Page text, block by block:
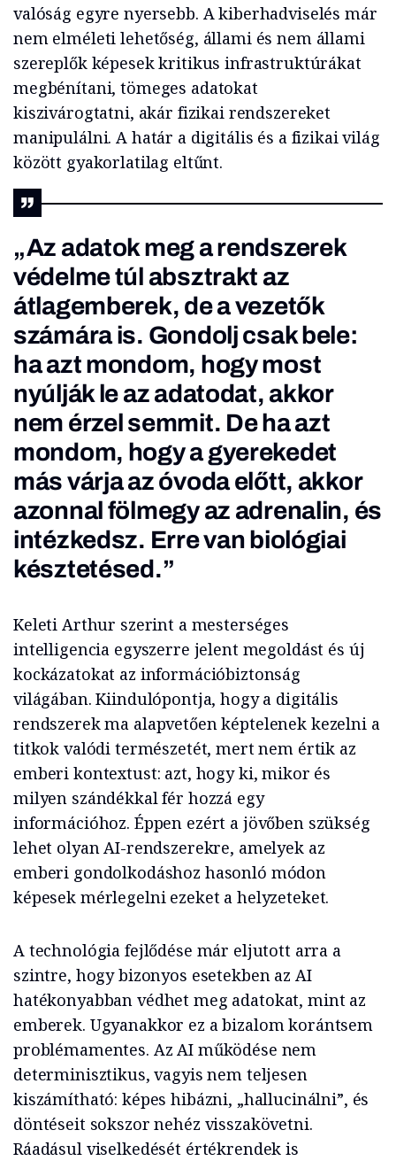
valóság egyre nyersebb. A kiberhadviselés már
nem elméleti lehetőség, állami és nem állami
szereplők képesek kritikus infrastruktúrákat
megbénítani, tömeges adatokat
kiszivárogtatni, akár fizikai rendszereket
manipulálni. A határ a digitális és a fizikai világ
között gyakorlatilag eltűnt.
„Az adatok meg a rendszerek
védelme túl absztrakt az
átlagemberek, de a vezetők
számára is. Gondolj csak bele:
ha azt mondom, hogy most
nyúlják le az adatodat, akkor
nem érzel semmit. De ha azt
mondom, hogy a gyerekedet
más várja az óvoda előtt, akkor
azonnal fölmegy az adrenalin, és
intézkedsz. Erre van biológiai
késztetésed.”
Keleti Arthur szerint a mesterséges
intelligencia egyszerre jelent megoldást és új
kockázatokat az információbiztonság
világában. Kiindulópontja, hogy a digitális
rendszerek ma alapvetően képtelenek kezelni a
titkok valódi természetét, mert nem értik az
emberi kontextust: azt, hogy ki, mikor és
milyen szándékkal fér hozzá egy
információhoz. Éppen ezért a jövőben szükség
lehet olyan AI-rendszerekre, amelyek az
emberi gondolkodáshoz hasonló módon
képesek mérlegelni ezeket a helyzeteket.
A technológia fejlődése már eljutott arra a
szintre, hogy bizonyos esetekben az AI
hatékonyabban védhet meg adatokat, mint az
emberek. Ugyanakkor ez a bizalom korántsem
problémamentes. Az AI működése nem
determinisztikus, vagyis nem teljesen
kiszámítható: képes hibázni, „hallucinálni”, és
döntéseit sokszor nehéz visszakövetni.
Ráadásul viselkedését értékrendek is